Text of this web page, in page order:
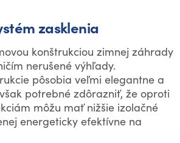
zasklenia
konštrukciou zimnej záhrady
nerušené výhľady.
pôsobia veľmi elegantne a
potrebné zdôrazniť, že oproti
môžu mať nižšie izolačné
energeticky efektívne na